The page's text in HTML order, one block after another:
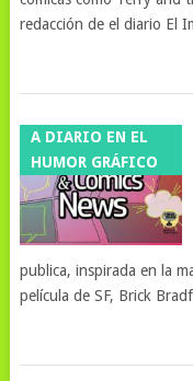
redacción de el diario El
A DIARIO EN EL
HUMOR GRÁFICO
publica, inspirada en la
película de SF, Brick